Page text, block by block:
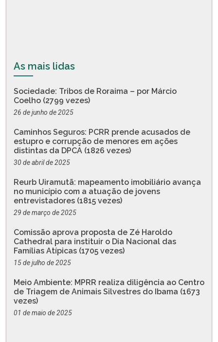
As mais lidas
Sociedade: Tribos de Roraima – por Márcio
Coelho (2799 vezes)
26 de junho de 2025
Caminhos Seguros: PCRR prende acusados de
estupro e corrupção de menores em ações
distintas da DPCA (1826 vezes)
30 de abril de 2025
Reurb Uiramutã: mapeamento imobiliário avança
no município com a atuação de jovens
entrevistadores (1815 vezes)
29 de março de 2025
Comissão aprova proposta de Zé Haroldo
Cathedral para instituir o Dia Nacional das
Famílias Atípicas (1705 vezes)
15 de julho de 2025
Meio Ambiente: MPRR realiza diligência ao Centro
de Triagem de Animais Silvestres do Ibama (1673
vezes)
01 de maio de 2025